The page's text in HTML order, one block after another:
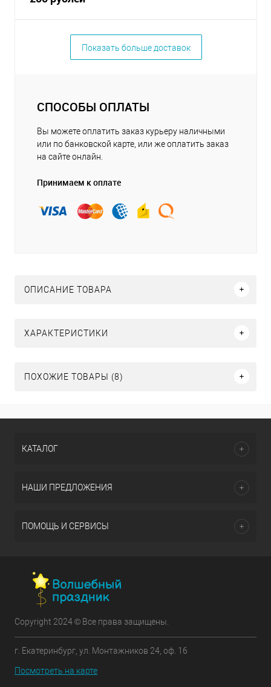
Показать больше доставок
СПОСОБЫ ОПЛАТЫ
Вы можете оплатить заказ курьеру наличными
или по банковской карте, или же оплатить заказ
на сайте онлайн.
Принимаем к оплате
ОПИСАНИЕ ТОВАРА
ХАРАКТЕРИСТИКИ
ПОХОЖИЕ ТОВАРЫ (8)
КАТАЛОГ
НАШИ ПРЕДЛОЖЕНИЯ
ПОМОЩЬ И СЕРВИСЫ
Copyright 2024 © Все права защищены.
г. Екатеринбург, ул. Монтажников 24, оф. 16
Посмотреть на карте